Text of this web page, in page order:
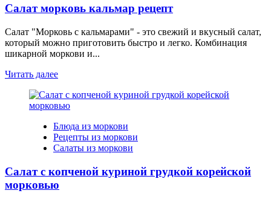
Салат морковь кальмар рецепт
Салат "Морковь с кальмарами" - это свежий и вкусный салат,
который можно приготовить быстро и легко. Комбинация
шикарной моркови и...
Читать далее
Блюда из моркови
Рецепты из моркови
Салаты из моркови
Салат с копченой куриной грудкой корейской
морковью